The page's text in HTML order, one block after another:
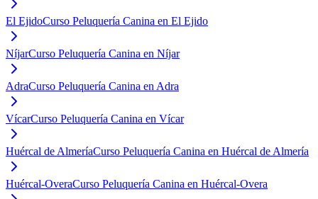
El EjidoCurso Peluquería Canina en El Ejido
NíjarCurso Peluquería Canina en Níjar
AdraCurso Peluquería Canina en Adra
VícarCurso Peluquería Canina en Vícar
Huércal de AlmeríaCurso Peluquería Canina en Huércal de Almería
Huércal-OveraCurso Peluquería Canina en Huércal-Overa